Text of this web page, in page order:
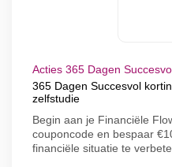
Acties 365 Dagen
365 Dagen Succesvol
zelfstudie
Begin aan je Financiële
couponcode en bespaar
financiële situatie te